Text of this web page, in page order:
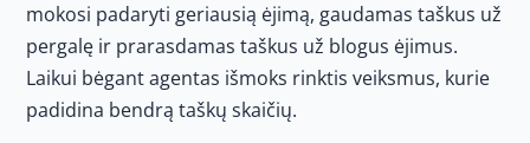
mokosi padaryti geriausią ėjimą, gaudamas taškus už
pergalę ir prarasdamas taškus už blogus ėjimus.
Laikui bėgant agentas išmoks rinktis veiksmus, kurie
padidina bendrą taškų skaičių.